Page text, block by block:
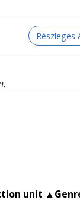
Részleges
unit ▲